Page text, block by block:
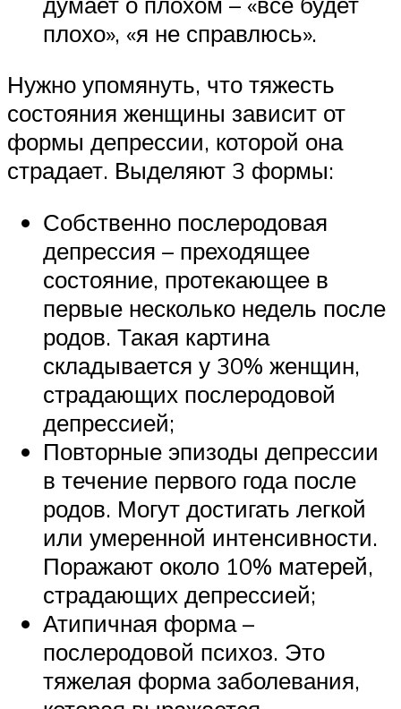
плохо», «я не справлюсь».
Нужно упомянуть, что тяжесть
состояния женщины зависит от
формы депрессии, которой она
страдает. Выделяют 3 формы:
Собственно послеродовая
депрессия – преходящее
состояние, протекающее в
первые несколько недель после
родов. Такая картина
складывается у 30% женщин,
страдающих послеродовой
депрессией;
Повторные эпизоды депрессии
в течение первого года после
родов. Могут достигать легкой
или умеренной интенсивности.
Поражают около 10% матерей,
страдающих депрессией;
Атипичная форма –
послеродовой психоз. Это
тяжелая форма заболевания,